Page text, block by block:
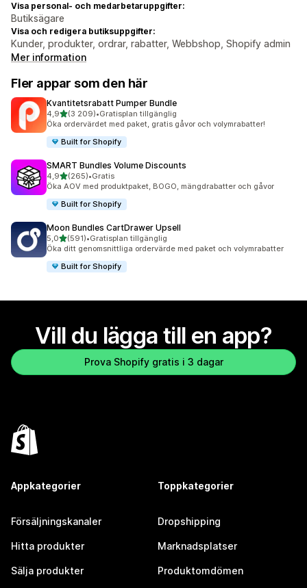
Visa personal- och medarbetaruppgifter:
Butiksägare
Visa och redigera butiksuppgifter:
Kunder, produkter, ordrar, rabatter, Webbshop, Shopify admin
Mer information
Fler appar som den här
Kvantitetsrabatt Pumper Bundle
4,9av 5 stjärnor
(3 209)
3209 recensioner totalt
•Gratisplan tillgänglig
Öka ordervärdet med paket, gratis gåvor och volymrabatter!
Built for Shopify
SMART Bundles Volume Discounts
4,9av 5 stjärnor
(265)
265 recensioner totalt
•Gratis
Öka AOV med produktpaket, BOGO, mängdrabatter och gåvor
Built for Shopify
Moon Bundles CartDrawer Upsell
5,0av 5 stjärnor
(591)
591 recensioner totalt
•Gratisplan tillgänglig
Öka ditt genomsnittliga ordervärde med paket och volymrabatter
Built for Shopify
Vill du lägga till en app?
Prova Shopify gratis i 3 dagar
Appkategorier
Försäljningskanaler
Hitta produkter
Sälja produkter
Toppkategorier
Dropshipping
Marknadsplatser
Produktomdömen